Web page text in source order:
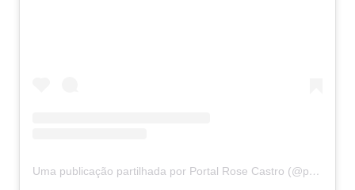
Uma publicação partilhada por Portal Rose Castro (@portalrosecastro)